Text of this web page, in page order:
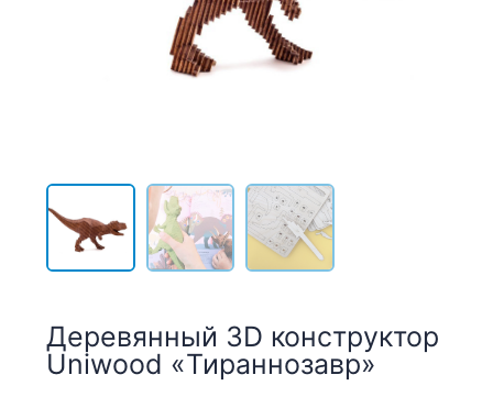
Деревянный 3D конструктор
Uniwood «Тираннозавр»